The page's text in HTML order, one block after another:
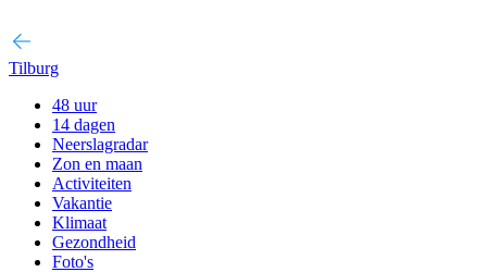
Tilburg
48 uur
14 dagen
Neerslagradar
Zon en maan
Activiteiten
Vakantie
Klimaat
Gezondheid
Foto's